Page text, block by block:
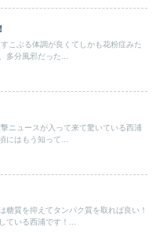
すこぶる体調が良くてしかも花粉症みた
多分風邪だった...
撃ニュースが入って来て驚いている西浦
にはもう知って...
糖質を抑えてタンパク質を取れば良い！
ている西浦です！...